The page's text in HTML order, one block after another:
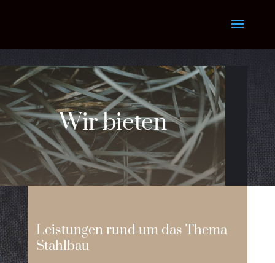
Wir bieten
Leistungen rund um das Thema
Stahlbau